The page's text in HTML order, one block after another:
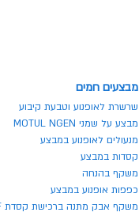
מבצעים חמים
שרשרת לאופנוע וטבעת קיבוע
מבצע על שמני MOTUL NGEN
מנעולים לאופנוע במבצע
קסדות במבצע
משקף בהנחה
כפפות אופנוע במבצע
משקף אבק מתנה ברכישת קסדת WOLF